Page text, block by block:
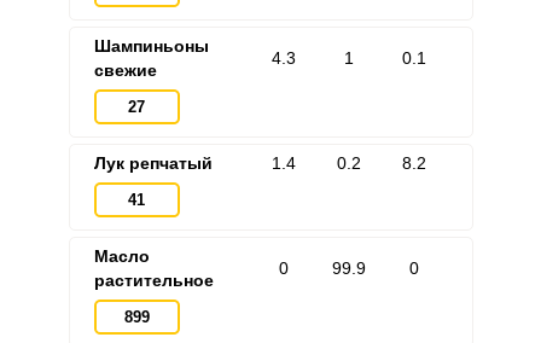
Шампиньоны
свежие
27
4.3 1 0.1
Лук репчатый
41
1.4 0.2 8.2
Масло
растительное
899
0 99.9 0